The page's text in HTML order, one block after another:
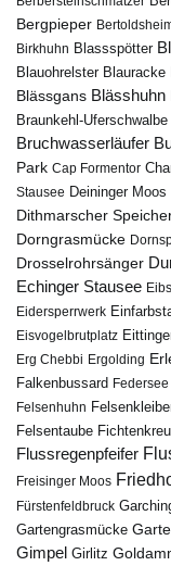
Bergpieper
Birkhuhn Blassspötter
Blauohrelster Blauracke
Blässgans Blässhuhn
Braunkehl-Uferschwalbe
Bruchwasserläufer
Park Cap Formentor
Stausee Deininger Moos
Dithmarscher
Dorngrasmücke
Drosselrohrsänger
Echinger Stausee
Eidersperrwerk
Eisvogelbrutplatz
Erg Chebbi Ergolding
Falkenbussard Federsee
Felsenhuhn
Felsentaube
Flussregenpfeifer
Freisinger Moos
Fürstenfeldbruck
Gartengrasmücke
Gimpel Girlitz